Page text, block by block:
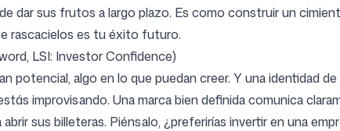
dar sus frutos a largo plazo. Es como construir un
rascacielos es tu éxito futuro.
LSI: Investor Confidence)
potencial, algo en lo que puedan creer. Y una identidad
improvisando. Una marca bien definida comunica
sus billeteras. Piénsalo, ¿preferirías invertir en una